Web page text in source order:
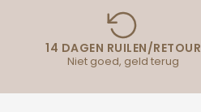
14 DAGEN RUILEN/RETOUR
Niet goed, geld terug